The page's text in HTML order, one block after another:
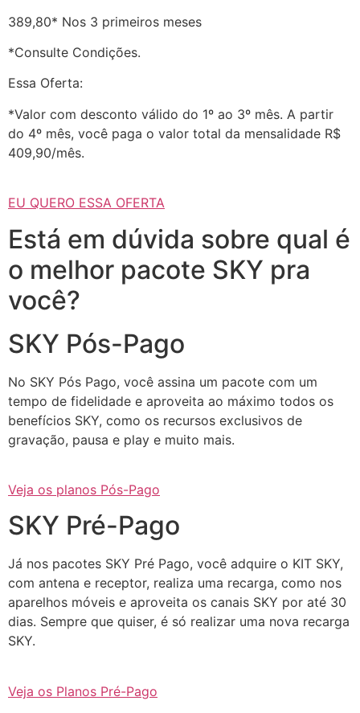
389,80* Nos 3 primeiros meses
*Consulte Condições.
Essa Oferta:
*Valor com desconto válido do 1º ao 3º mês. A partir
do 4º mês, você paga o valor total da mensalidade R$
409,90/mês.
EU QUERO ESSA OFERTA
Está em dúvida sobre qual é
o melhor pacote SKY pra
você?
SKY Pós-Pago
No SKY Pós Pago, você assina um pacote com um
tempo de fidelidade e aproveita ao máximo todos os
benefícios SKY, como os recursos exclusivos de
gravação, pausa e play e muito mais.
Veja os planos Pós-Pago
SKY Pré-Pago
Já nos pacotes SKY Pré Pago, você adquire o KIT SKY,
com antena e receptor, realiza uma recarga, como nos
aparelhos móveis e aproveita os canais SKY por até 30
dias. Sempre que quiser, é só realizar uma nova recarga
SKY.
Veja os Planos Pré-Pago